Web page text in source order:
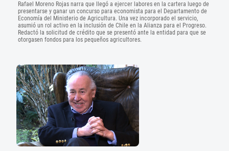
Rafael Moreno Rojas narra que llegó a ejercer labores en la cartera luego de
presentarse y ganar un concurso para economista para el Departamento de
Economía del Ministerio de Agricultura. Una vez incorporado el servicio,
asumió un rol activo en la inclusión de Chile en la Alianza para el Progreso.
Redactó la solicitud de crédito que se presentó ante la entidad para que se
otorgasen fondos para los pequeños agricultores.